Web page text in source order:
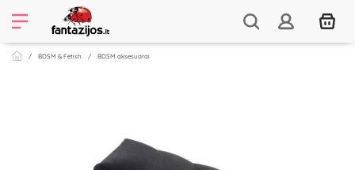
BDSM & Fetish BDSM aksesuarai